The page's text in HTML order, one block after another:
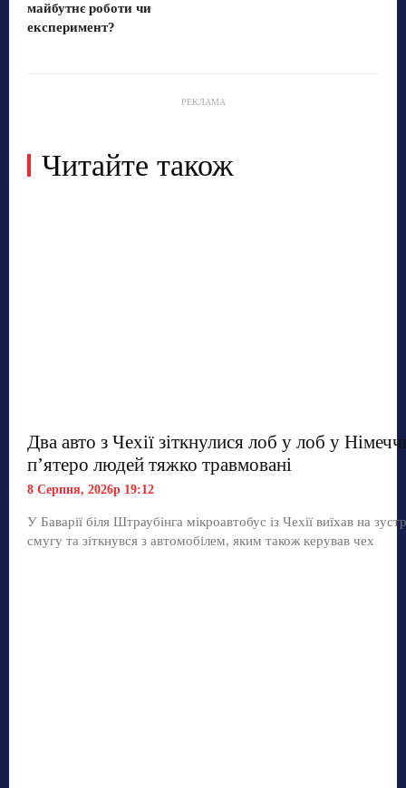
майбутнє роботи чи
експеримент?
РЕКЛАМА
Читайте також
Два авто з Чехії зіткнулися лоб у лоб у
п’ятеро людей тяжко травмовані
8 Серпня, 2026р 19:12
У Баварії біля Штраубінга мікроавтобус із Чехії виїхав на
смугу та зіткнувся з автомобілем, яким також керував чех